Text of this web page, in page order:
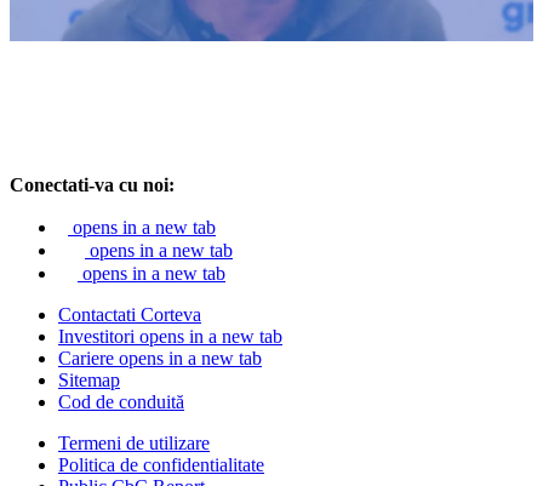
Conectati-va cu noi:
opens in a new tab
opens in a new tab
opens in a new tab
Contactati Corteva
Investitori opens in a new tab
Cariere opens in a new tab
Sitemap
Cod de conduită
Termeni de utilizare
Politica de confidentialitate